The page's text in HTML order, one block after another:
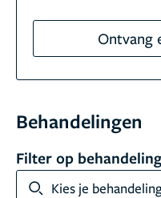
Ontvang
Behandelingen
Filter op
Kies je